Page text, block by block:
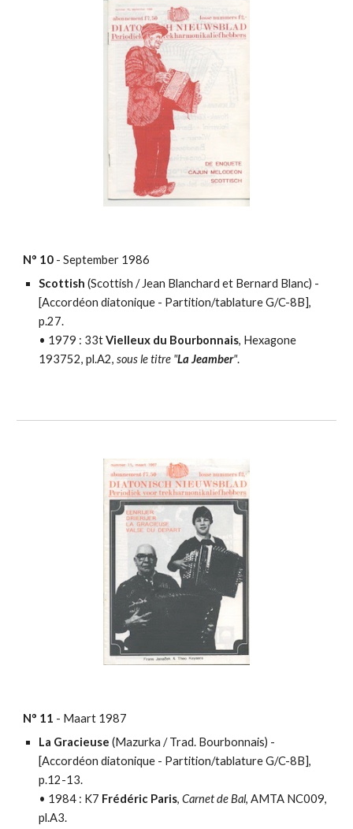
N° 10 -September 1986
Scottish (Scottish / Jean Blanchard et Bernard Blanc) -
[Accordéon diatonique - Partition/tablatureG/C-8B],
p.27.
• 1979 : 33tVielleux du Bourbonnais, Hexagone
193752, pl.A2,sous le titre "LaJeamber".
N° 11 - Maart 1987
La Gracieuse (Mazurka / Trad. Bourbonnais) -
[Accordéon diatonique - Partition/tablatureG/C-8B],
p.12-13.
• 1984 : K7 Frédéric Paris,Carnet de Bal, AMTA NC009,
pl.A3.